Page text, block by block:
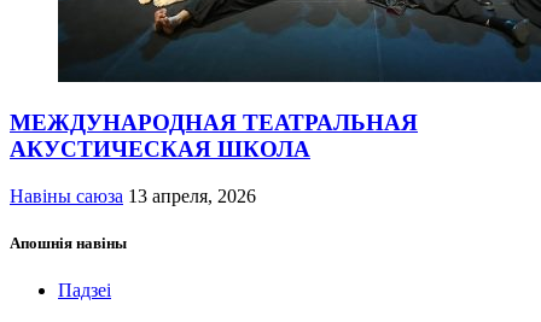
МЕЖДУНАРОДНАЯ ТЕАТРАЛЬНАЯ
АКУСТИЧЕСКАЯ ШКОЛА
Навіны саюза 13 апреля, 2026
Апошнія навіны
Падзеі